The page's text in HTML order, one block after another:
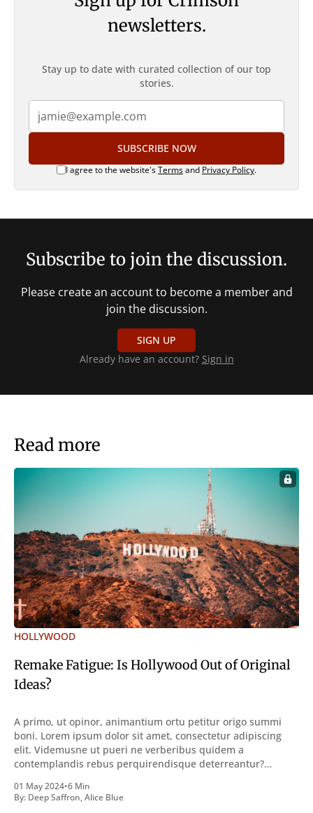
newsletters.
Stay up to date with curated collection of our top
stories.
SUBSCRIBE NOW
I agree to the website'sTermsand Privacy Policy.
Subscribe to join the discussion.
Please create an account to become a member and
join the discussion.
SIGN UP
Already have an account? Sign in
Read more
HOLLYWOOD
Remake Fatigue: Is Hollywood Out of Original
Ideas?
A primo, ut opinor, animantium ortu petitur origo summi
boni. Lorem ipsum dolor sit amet, consectetur adipiscing
elit. Videmusne ut pueri ne verberibus quidem a
contemplandis rebus perquirendisque deterreantur?
inveniri verbum potest quod magis idem declaret Latine,
quod Graece, quam declarat voluptas. Duo
01 May 2024•6 Min
By: Deep Saffron,Alice Blue